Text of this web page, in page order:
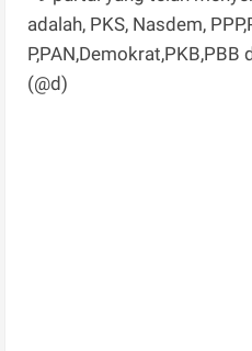
adalah, PKS, Nasdem,
P,PAN,Demokrat,PKB,PBB
(@d)